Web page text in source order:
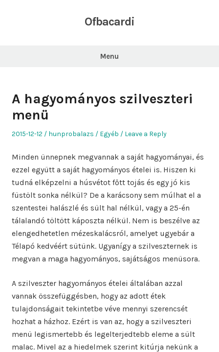
Ofbacardi
Menu
A hagyományos szilveszteri
menü
Posted
2015-12-12 Author
hunprobalazs
Posted
Egyéb Leave a Reply
Minden ünnepnek megvannak a saját hagyományai, és
ezzel együtt a saját hagyományos ételei is. Hiszen ki
tudná elképzelni a húsvétot főtt tojás és egy jó kis
füstölt sonka nélkül? De a karácsony sem múlhat el a
szentestei halászlé és sült hal nélkül, vagy a 25-én
tálalandó töltött káposzta nélkül. Nem is beszélve az
elengedhetetlen mézeskalácsról, amelyet ugyebár a
Télapó kedvéért sütünk. Ugyanígy a szilveszternek is
megvan a maga hagyományos, sajátságos menüsora.
A szilveszter hagyományos ételei általában azzal
vannak összefüggésben, hogy az adott étek
tulajdonságait tekintetbe véve mennyi szerencsét
hozhat a házhoz. Ezért is van az, hogy a szilveszteri
menü legismertebb és legelterjedtebb eleme a sült
malac. Mivel az a hiedelmek szerint kitúrja nekünk a